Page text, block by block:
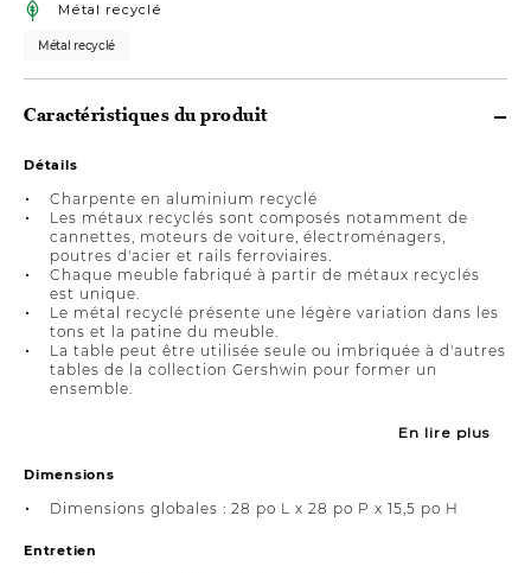
Métal recyclé
Métal recyclé
Caractéristiques du produit
Détails
Charpente en aluminium recyclé
Les métaux recyclés sont composés notamment de
cannettes, moteurs de voiture, électroménagers,
poutres d'acier et rails ferroviaires.
Chaque meuble fabriqué à partir de métaux recyclés
est unique.
Le métal recyclé présente une légère variation dans les
tons et la patine du meuble.
La table peut être utilisée seule ou imbriquée à d'autres
tables de la collection Gershwin pour former un
ensemble.
En lire plus
Dimensions
Dimensions globales : 28 po L x 28 po P x 15,5 po H
Entretien